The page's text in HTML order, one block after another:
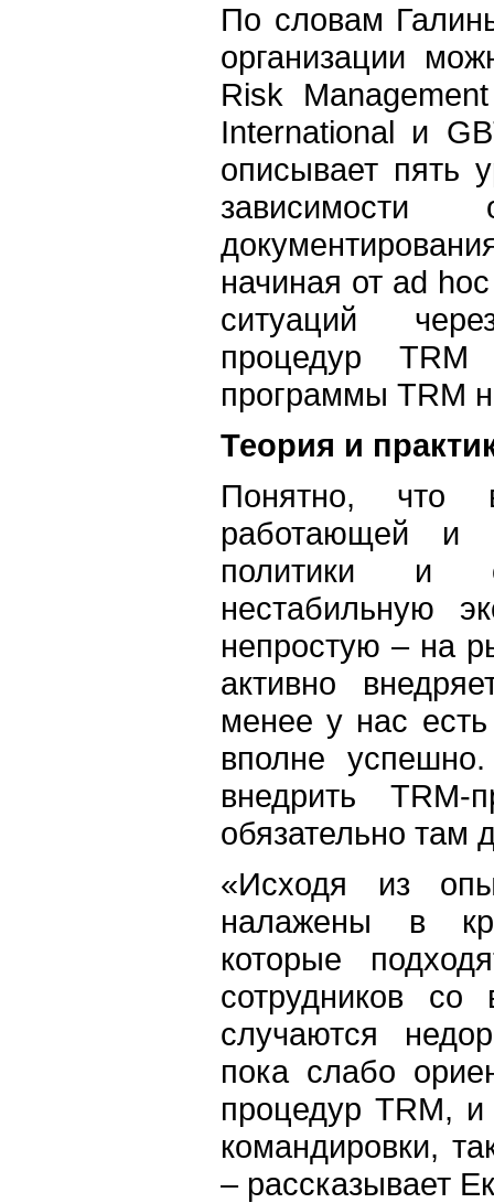
По словам
организации
Risk
International и
описывает пять
зависимости
начиная от ad
ситуаций
процедур
программы TRM
Теория и
Понятно, что
работающей и
политики и
нестабильную
непростую – на
активно
менее у нас
вполне
внедрить
обязательно там
«Исходя из
налажены в
которые
сотрудников со
случаются
пока слабо
процедур TRM,
командировки,
– рассказывает